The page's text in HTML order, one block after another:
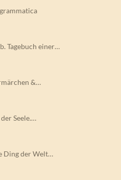
Tagebuch einer…
&…
Seele.…
Ding der Welt…